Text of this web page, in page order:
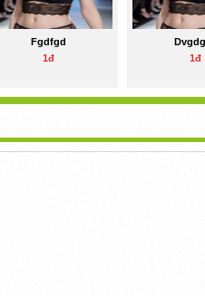
Fgdfgd
1đ
1đ